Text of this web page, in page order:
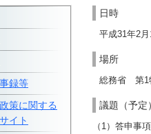
日時
平成31年2
場所
総務省 第1
議題（予定）
（1）答申事項
録等
策に関する
イト